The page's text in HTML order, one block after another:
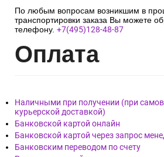
По любым вопросам возникшим в
транспортировки заказа Вы можете
телефону. +7(495)128-48-87
Оплата
Наличными при получении (при
курьерской доставкой)
Банковской картой онлайн
Банковской картой через запрос
Банковским переводом по счету